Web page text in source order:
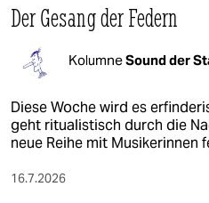
Der Gesang der Federn
KolumneSound der
Diese Woche wird es
geht ritualistisch durch die
neue Reihe mit Musikerinnen
16.7.2026